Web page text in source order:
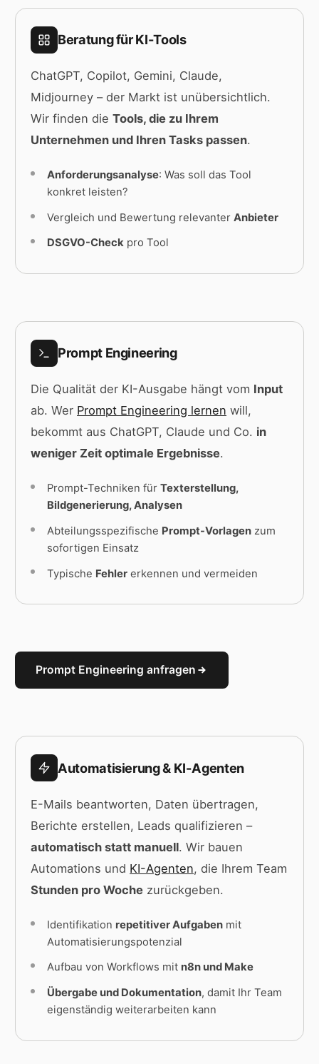
Beratung für KI-Tools
ChatGPT, Copilot, Gemini, Claude,
Midjourney – der Markt ist unübersichtlich.
Wir finden dieTools, die zu Ihrem
Unternehmen und Ihren Tasks passen.
Anforderungsanalyse: Was soll das Tool
konkret leisten?
Vergleich und Bewertung relevanterAnbieter
DSGVO-Check pro Tool
Prompt Engineering
Die Qualität der KI-Ausgabe hängt vom Input
ab. Wer Prompt Engineering lernen will,
bekommt aus ChatGPT, Claude und Co. in
weniger Zeit optimale Ergebnisse.
Prompt-Techniken fürTexterstellung,
Bildgenerierung, Analysen
Abteilungsspezifische Prompt-Vorlagen zum
sofortigen Einsatz
Typische Fehler erkennen und vermeiden
Prompt Engineering anfragen
Automatisierung & KI-Agenten
E-Mails beantworten, Daten übertragen,
Berichte erstellen, Leads qualifizieren –
automatisch statt manuell. Wir bauen
Automations und KI-Agenten, die Ihrem Team
Stunden pro Woche zurückgeben.
Identifikation repetitiver Aufgaben mit
Automatisierungspotenzial
Aufbau von Workflows mit n8n und Make
Übergabe und Dokumentation, damit Ihr Team
eigenständig weiterarbeiten kann